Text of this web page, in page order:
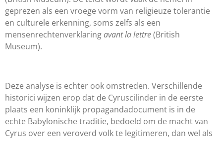
geprezen als een vroege vorm van religieuze tolerantie
en culturele erkenning, soms zelfs als een
mensenrechtenverklaringavant la lettre(British
Museum).
Deze analyse is echter ook omstreden. Verschillende
historici wijzen erop dat de Cyruscilinder in de eerste
plaats een koninklijk propagandadocument is in de
echte Babylonische traditie, bedoeld om de macht van
Cyrus over een veroverd volk te legitimeren, dan wel als